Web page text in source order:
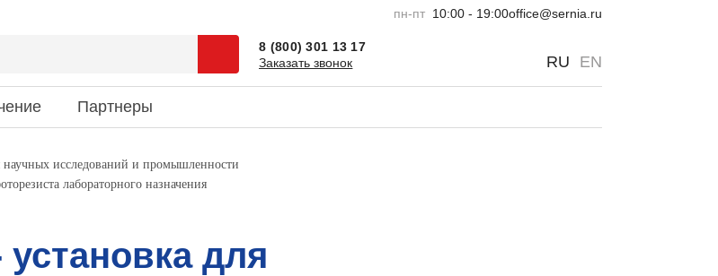
пн-пт 10:00 - 19:00office@sernia.ru
8 (800) 301 13 17
Заказать звонок
RU EN
Доставка
Информация об оплате
Наука и юмор
Это интересно
Партнеры
научных исследований и промышленности
лабораторного назначения
для